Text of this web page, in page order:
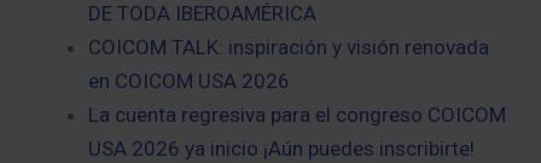
DE TODA IBEROAMÉRICA
COICOM TALK: inspiración y visión renovada
en COICOM USA 2026
La cuenta regresiva para el congreso COICOM
USA 2026 ya inicio ¡Aún puedes inscribirte!